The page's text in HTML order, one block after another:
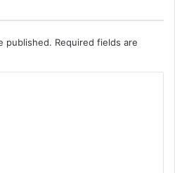
published. Required fields are